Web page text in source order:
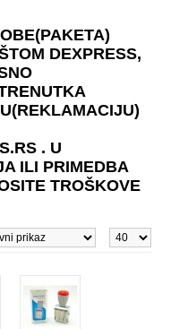
DEXPRESS,
. U
ILI PRIMEDBA
TROŠKOVE